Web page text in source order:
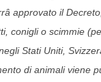
approvato il
conigli o scimmie
Stati Uniti,
di animali viene